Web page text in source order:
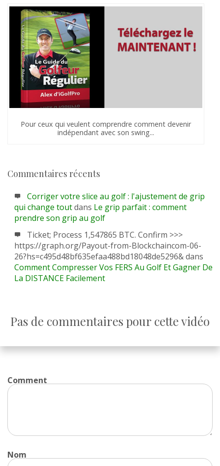
Pour ceux qui veulent comprendre comment devenir
indépendant avec son swing...
Commentaires récents
Corriger votre slice au golf : l'ajustement de grip
qui change toutdans Le grip parfait : comment
prendre son grip au golf
Ticket; Process 1,547865 BTC. Confirm >>>
https://graph.org/Payout-from-Blockchaincom-06-
26?hs=c495d48bf635efaa488bd18048de5296&dans
Comment Compresser Vos FERS Au Golf Et Gagner De
La DISTANCE Facilement
Pas de commentaires pour cette vidéo
Comment
Nom